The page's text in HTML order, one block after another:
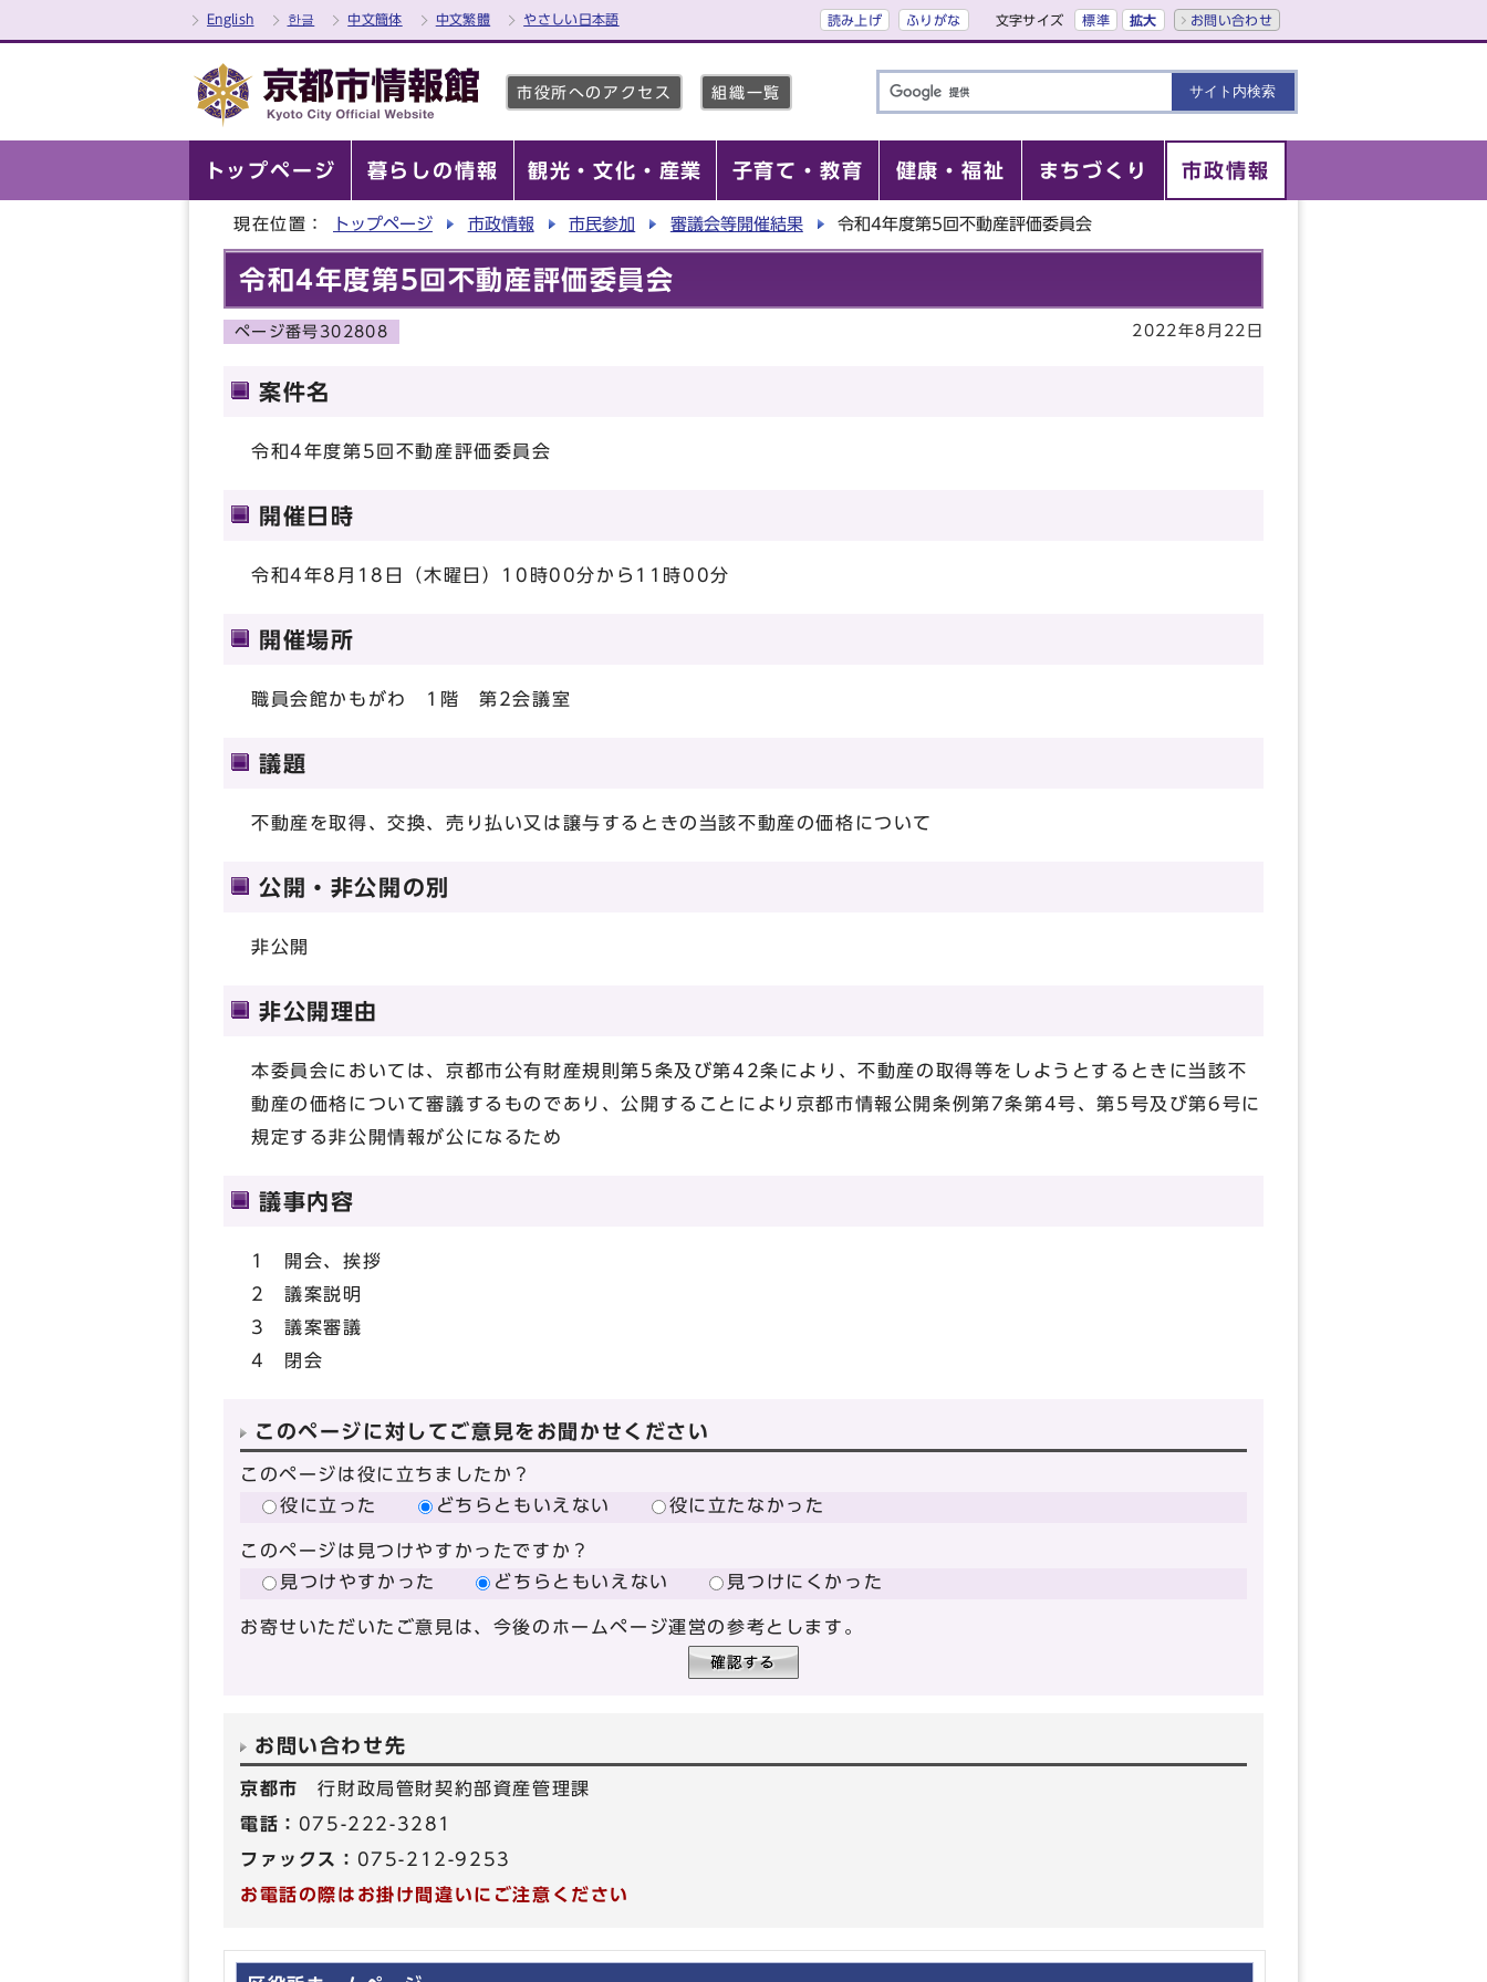
English 한글 中文簡体 中文繁體 やさしい日本語 読み上げ ふりがな 文字サイズ 標準 拡大 お問い合わせ
市役所へのアクセス 組織一覧
トップページ 暮らしの情報 観光・文化・産業 子育て・教育 健康・福祉 まちづくり 市政情報
現在位置： トップページ 市政情報 市民参加 審議会等開催結果 令和4年度第5回不動産評価委員会
令和4年度第5回不動産評価委員会
ページ番号302808 2022年8月22日
案件名
令和4年度第5回不動産評価委員会
開催日時
令和4年8月18日（木曜日）10時00分から11時00分
開催場所
職員会館かもがわ 1階 第2会議室
議題
不動産を取得、交換、売り払い又は譲与するときの当該不動産の価格について
公開・非公開の別
非公開
非公開理由
本委員会においては、京都市公有財産規則第5条及び第42条により、不動産の取得等をしようとするときに当該不
動産の価格について審議するものであり、公開することにより京都市情報公開条例第7条第4号、第5号及び第6号に
規定する非公開情報が公になるため
議事内容
1 開会、挨拶
2 議案説明
3 議案審議
4 閉会
このページに対してご意見をお聞かせください
このページは役に立ちましたか？
役に立った
どちらともいえない 役に立たなかった
このページは見つけやすかったですか？
見つけやすかった
どちらともいえない 見つけにくかった
お寄せいただいたご意見は、今後のホームページ運営の参考とします。
お問い合わせ先
京都市行財政局管財契約部資産管理課
電話： 075-222-3281
ファックス： 075-212-9253
お電話の際はお掛け間違いにご注意ください